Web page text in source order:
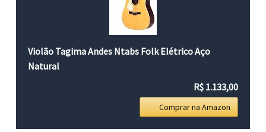
Violão Tagima Andes Ntabs Folk Elétrico Aço
Natural
R$ 1.133,00
Comprar na Amazon